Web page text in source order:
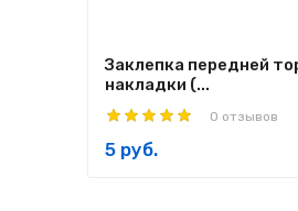
Заклепка передней
накладки (...
0 отзывов
5 руб.